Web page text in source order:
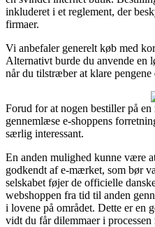
inkluderet i et reglement, der
firmaer.
Vi anbefaler generelt køb med
Alternativt burde du anvende en
når du tilstræber at klare pengene
Forud for at nogen bestiller på
gennemlæse e-shoppens
særlig interessant.
En anden mulighed kunne være
godkendt af e-mærket, som bør
selskabet føjer de officielle
webshoppen fra tid til anden
i lovene på området. Dette er en
vidt du får dilemmaer i processen